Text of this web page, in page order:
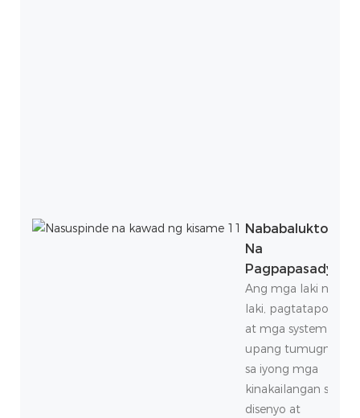
Nababaluktot
Na
Pagpapasadya
Ang mga laki ng
laki, pagtatapos,
at mga system
upang tumugma
sa iyong mga
kinakailangan sa
disenyo at